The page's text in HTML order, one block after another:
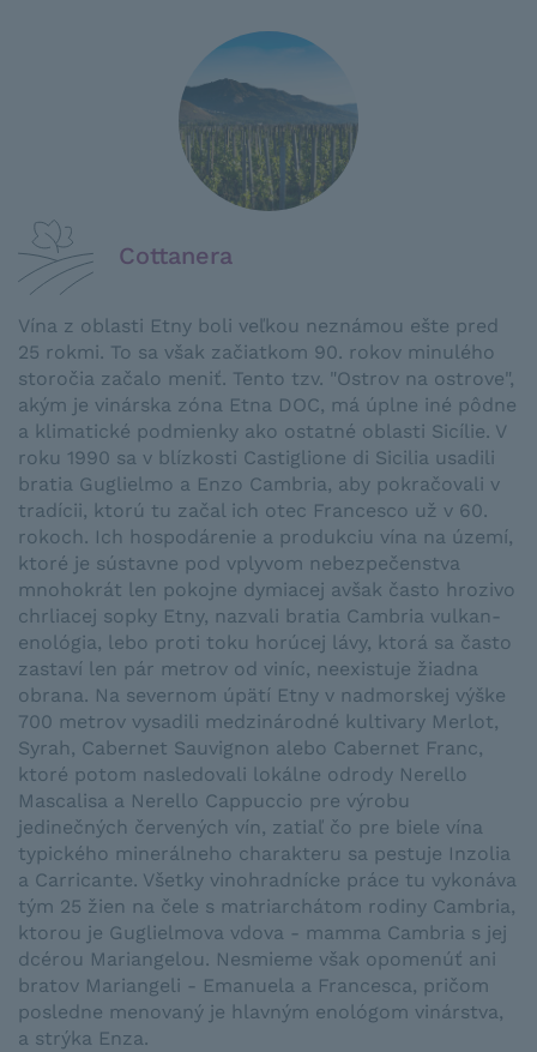
Cottanera
Vína z oblasti Etny boli veľkou neznámou ešte pred
25 rokmi. To sa však začiatkom 90. rokov minulého
storočia začalo meniť. Tento tzv. "Ostrov na ostrove",
akým je vinárska zóna Etna DOC, má úplne iné pôdne
a klimatické podmienky ako ostatné oblasti Sicílie. V
roku 1990 sa v blízkosti Castiglione di Sicilia usadili
bratia Guglielmo a Enzo Cambria, aby pokračovali v
tradícii, ktorú tu začal ich otec Francesco už v 60.
rokoch. Ich hospodárenie a produkciu vína na území,
ktoré je sústavne pod vplyvom nebezpečenstva
mnohokrát len pokojne dymiacej avšak často hrozivo
chrliacej sopky Etny, nazvali bratia Cambria vulkan-
enológia, lebo proti toku horúcej lávy, ktorá sa často
zastaví len pár metrov od viníc, neexistuje žiadna
obrana. Na severnom úpätí Etny v nadmorskej výške
700 metrov vysadili medzinárodné kultivary Merlot,
Syrah, Cabernet Sauvignon alebo Cabernet Franc,
ktoré potom nasledovali lokálne odrody Nerello
Mascalisa a Nerello Cappuccio pre výrobu
jedinečných červených vín, zatiaľ čo pre biele vína
typického minerálneho charakteru sa pestuje Inzolia
a Carricante. Všetky vinohradnícke práce tu vykonáva
tým 25 žien na čele s matriarchátom rodiny Cambria,
ktorou je Guglielmova vdova - mamma Cambria s jej
dcérou Mariangelou. Nesmieme však opomenúť ani
bratov Mariangeli - Emanuela a Francesca, pričom
posledne menovaný je hlavným enológom vinárstva,
a strýka Enza.